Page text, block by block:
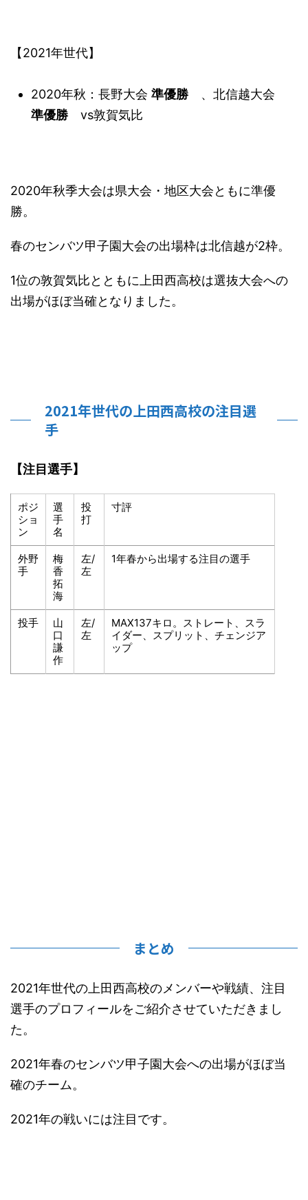
【2021年世代】
2020年秋：長野大会 準優勝 、北信越大会
準優勝 vs敦賀気比
2020年秋季大会は県大会・地区大会ともに準優
勝。
春のセンバツ甲子園大会の出場枠は北信越が2枠。
1位の敦賀気比とともに上田西高校は選抜大会への
出場がほぼ当確となりました。
2021年世代の上田西高校の注目選
手
【注目選手】
ポジ
ショ
ン
選
手
名
投
打
寸評
外野
手
梅
香
拓
海
左/
左
1年春から出場する注目の選手
投手
山
口
謙
作
左/
左
MAX137キロ。ストレート、スラ
イダー、スプリット、チェンジア
ップ
まとめ
2021年世代の上田西高校のメンバーや戦績、注目
選手のプロフィールをご紹介させていただきまし
た。
2021年春のセンバツ甲子園大会への出場がほぼ当
確のチーム。
2021年の戦いには注目です。